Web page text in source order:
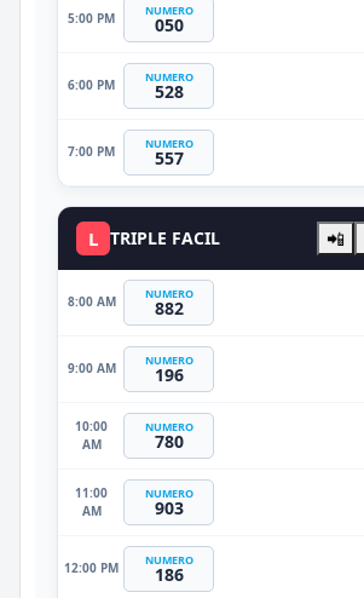
5:00 PM NUMERO
050
6:00 PM NUMERO
528
7:00 PM NUMERO
557
L TRIPLE FACIL 📲
8:00 AM NUMERO
882
9:00 AM NUMERO
196
10:00
AM
NUMERO
780
11:00
AM
NUMERO
903
12:00 PM NUMERO
186